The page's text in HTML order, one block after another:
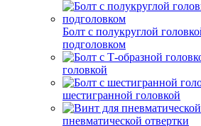
Болт с полукруглой
подголовком
головкой
шестигранной головкой
пневматической отвертки